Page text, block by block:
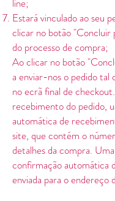
line;
Estará vinculado ao seu
clicar no botão "Concluir
do processo de compra;
Ao clicar no botão
a enviar-nos o pedido tal
no ecrã final de
recebimento do pedido,
automática de
site, que contém o
detalhes da compra.
confirmação automática
enviada para o endereço